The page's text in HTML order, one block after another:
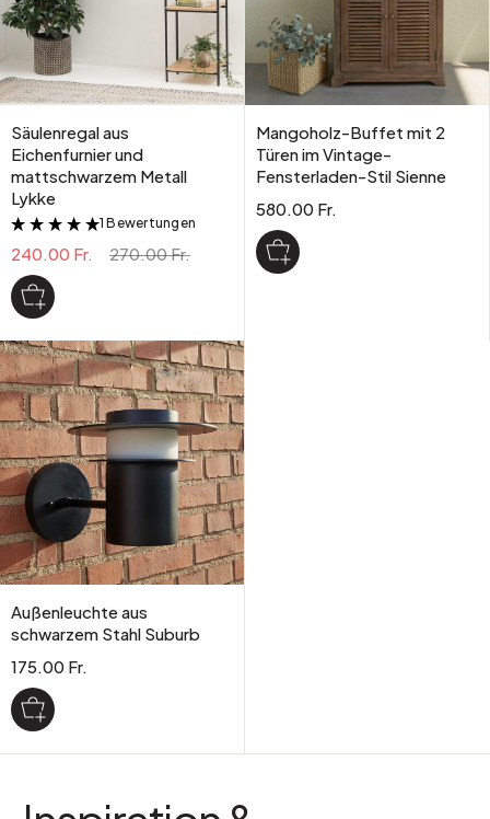
Säulenregal aus
Eichenfurnier und
mattschwarzem Metall
Lykke
&
1 Bewertungen
240.00 Fr. 270.00 Fr.
Mangoholz-Buffet mit 2
Türen im Vintage-
Fensterladen-Stil Sienne
580.00 Fr.
Außenleuchte aus
schwarzem Stahl Suburb
175.00 Fr.